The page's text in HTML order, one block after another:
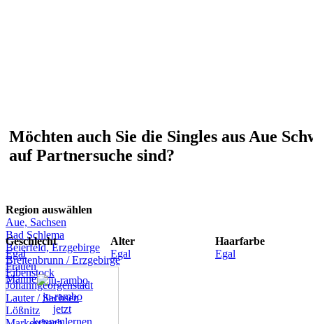
Möchten auch Sie die Singles aus Aue
auf Partnersuche sind?
Region auswählen
Aue, Sachsen
Bad Schlema
Beierfeld, Erzgebirge
Breitenbrunn / Erzgebirge
Eibenstock
Johanngeorgenstadt
Lauter / Sachsen
Lößnitz
Geschlecht
Egal
Frauen
Männer
Alter
Egal
Haarfarbe
Egal
ju-rambo
jetzt
kennenlernen